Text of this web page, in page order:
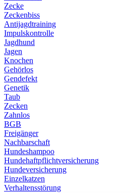
Zecke
Zeckenbiss
Antijagdtraining
Impulskontrolle
Jagdhund
Jagen
Knochen
Gehörlos
Gendefekt
Genetik
Taub
Zecken
Zahnlos
BGB
Freigänger
Nachbarschaft
Hundeshampoo
Hundehaftpflichtversicherung
Hundeversicherung
Einzelkatzen
Verhaltensstörung